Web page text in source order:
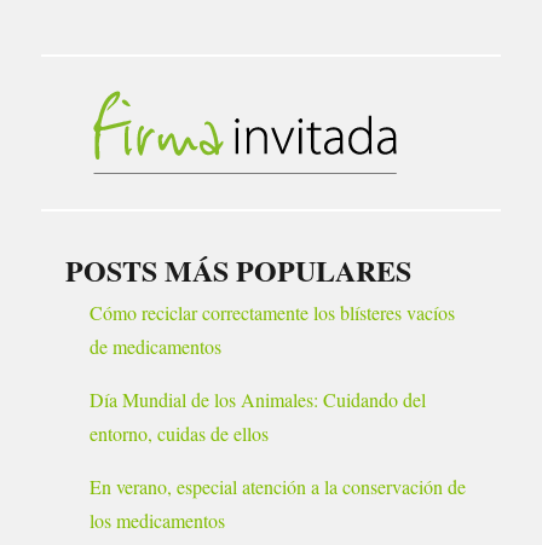
POSTS MÁS POPULARES
Cómo reciclar correctamente los blísteres vacíos
de medicamentos
Día Mundial de los Animales: Cuidando del
entorno, cuidas de ellos
En verano, especial atención a la conservación de
los medicamentos